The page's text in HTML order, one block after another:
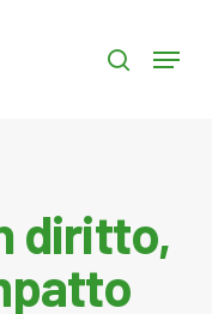
search
Menu
diritto,